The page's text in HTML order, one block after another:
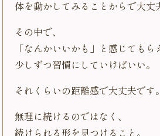
体を動かしてみることからで大丈
その中で、
「なんかいいかも」と感じてもら
少しずつ習慣にしていけばいい。
それくらいの距離感で大丈夫です。
無理に続けるのではなく、
続けられる形を見つけること。